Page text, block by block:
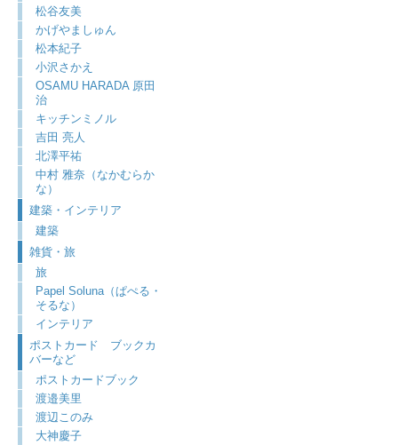
松谷友美
かげやましゅん
松本紀子
小沢さかえ
OSAMU HARADA 原田
治
キッチンミノル
吉田 亮人
北澤平祐
中村 雅奈（なかむらか
な）
建築・インテリア
建築
雑貨・旅
旅
Papel Soluna（ぱぺる・
そるな）
インテリア
ポストカード ブックカ
バーなど
ポストカードブック
渡邉美里
渡辺このみ
大神慶子